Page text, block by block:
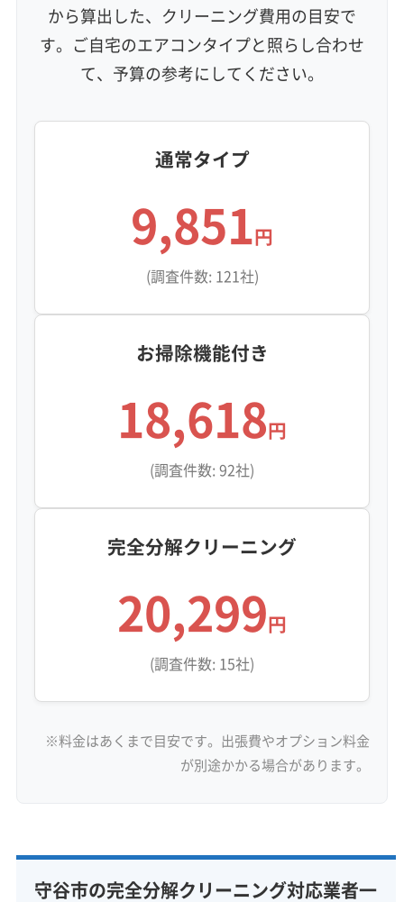
から算出した、クリーニング費用の目安で
す。ご自宅のエアコンタイプと照らし合わせ
て、予算の参考にしてください。
通常タイプ
9,851円
(調査件数: 121社)
お掃除機能付き
18,618円
(調査件数: 92社)
完全分解クリーニング
20,299円
(調査件数: 15社)
※料金はあくまで目安です。出張費やオプション料金
が別途かかる場合があります。
守谷市の完全分解クリーニング対応業者一